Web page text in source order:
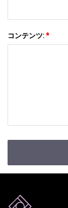
コンテンツ:*